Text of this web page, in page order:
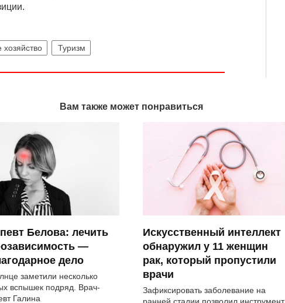
хозяйство Туризм
Вам также может понравиться
Белова: лечить
—
дело
заметили несколько
вспышек подряд. Врач-
Галина
Искусственный интеллект
обнаружил у 11 женщин
рак, который пропустили
врачи
Зафиксировать заболевание на